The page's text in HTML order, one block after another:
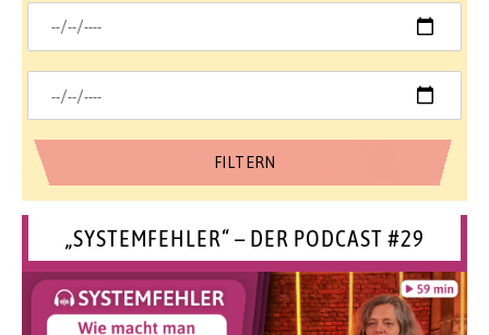
„SYSTEMFEHLER“ – DER PODCAST #29